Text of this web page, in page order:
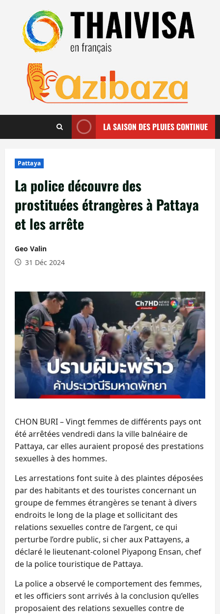
contenu
LA SAISON DES PLUIES CONTINUE
Pattaya
La police découvre des
prostituées étrangères à Pattaya
et les arrête
Geo Valin
31 Déc 2024
CHON BURI – Vingt femmes de différents pays ont
été arrêtées vendredi dans la ville balnéaire de
Pattaya, car elles auraient proposé des prestations
sexuelles à des hommes.
Les arrestations font suite à des plaintes déposées
par des habitants et des touristes concernant un
groupe de femmes étrangères se tenant à divers
endroits le long de la plage et sollicitant des
relations sexuelles contre de l’argent, ce qui
perturbe l’ordre public, si cher aux Pattayens, a
déclaré le lieutenant-colonel Piyapong Ensan, chef
de la police touristique de Pattaya.
La police a observé le comportement des femmes,
et les officiers sont arrivés à la conclusion qu’elles
proposaient des relations sexuelles contre de